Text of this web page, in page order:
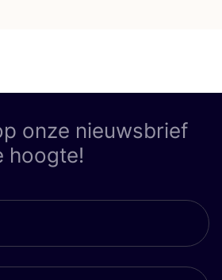
onze nieuwsbrief
hoogte!